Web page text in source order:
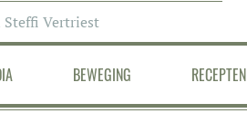
Steffi Vertriest
BEWEGING RECEPTEN